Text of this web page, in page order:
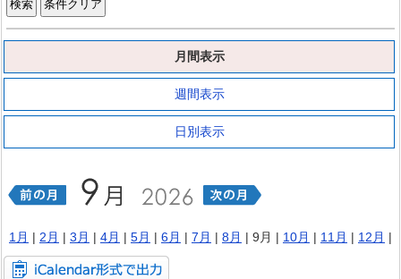
月間表示
週間表示
日別表示
1月 | 2月 | 3月 | 4月 | 5月 | 6月 | 7月 | 8月 | 9月 | 10月 | 11月 | 12月 |